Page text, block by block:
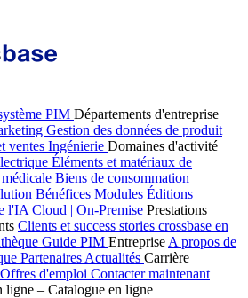
PIM Départements d'entreprise
Gestion des données de produit
ventes Ingénierie Domaines d'activité
Éléments et matériaux de
Biens de consommation
Bénéfices Modules Éditions
l'IA Cloud | On-Premise Prestations
Clients et success stories crossbase en
Guide PIM Entreprise A propos de
Partenaires Actualités Carrière
Offres d'emploi Contacter maintenant
ligne – Catalogue en ligne